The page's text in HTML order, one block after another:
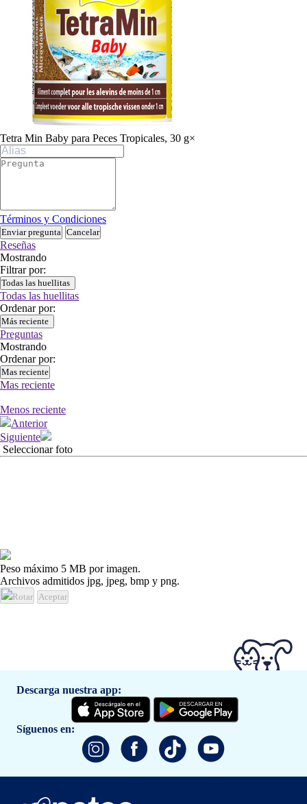
Tetra Min Baby para Peces Tropicales, 30 g×
Términos y Condiciones
Enviar pregunta Cancelar
Reseñas
Mostrando
Filtrar por:
Todas las huellitas
Todas las huellitas
Ordenar por:
Más reciente
Preguntas
Mostrando
Ordenar por:
Mas reciente
Mas reciente
Menos reciente
Anterior
Siguiente
Seleccionar foto
Peso máximo 5 MB por imagen.
Archivos admitidos jpg, jpeg, bmp y png.
Rotar Aceptar
Descarga nuestra app:
Síguenos en: